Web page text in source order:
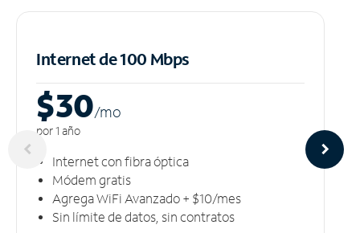
Internet de 100 Mbps
$30/mo
por 1 año
Internet con fibra óptica
Módem gratis
Agrega WiFi Avanzado + $10/mes
Sin límite de datos, sin contratos